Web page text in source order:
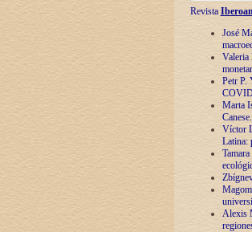
Revista
José
Valeria
Petr P.
Marta
Víctor
Latina:
Alexis